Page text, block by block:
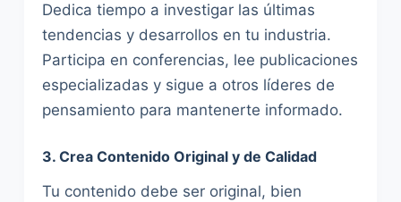
Dedica tiempo a investigar las últimas
tendencias y desarrollos en tu industria.
Participa en conferencias, lee publicaciones
especializadas y sigue a otros líderes de
pensamiento para mantenerte informado.
3. Crea Contenido Original y de Calidad
Tu contenido debe ser original, bien